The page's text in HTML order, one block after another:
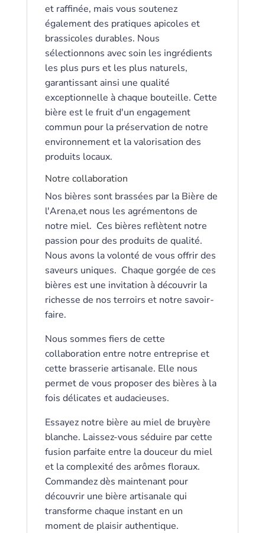
et raffinée, mais vous soutenez
également des pratiques apicoles et
brassicoles durables. Nous
sélectionnons avec soin les ingrédients
les plus purs et les plus naturels,
garantissant ainsi une qualité
exceptionnelle à chaque bouteille. Cette
bière est le fruit d'un engagement
commun pour la préservation de notre
environnement et la valorisation des
produits locaux.
Notre collaboration
Nos bières sont brassées par la Bière de
l'Arena,et nous les agrémentons de
notre miel. Ces bières reflètent notre
passion pour des produits de qualité.
Nous avons la volonté de vous offrir des
saveurs uniques. Chaque gorgée de ces
bières est une invitation à découvrir la
richesse de nos terroirs et notre savoir-
faire.
Nous sommes fiers de cette
collaboration entre notre entreprise et
cette brasserie artisanale. Elle nous
permet de vous proposer des bières à la
fois délicates et audacieuses.
Essayez notre bière au miel de bruyère
blanche. Laissez-vous séduire par cette
fusion parfaite entre la douceur du miel
et la complexité des arômes floraux.
Commandez dès maintenant pour
découvrir une bière artisanale qui
transforme chaque instant en un
moment de plaisir authentique.